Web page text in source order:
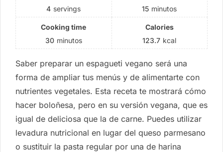
4 servings
15 minutos
Cooking time
30 minutos
Calories
123.7 kcal
Saber preparar un espagueti vegano será una
forma de ampliar tus menús y de alimentarte con
nutrientes vegetales. Esta receta te mostrará cómo
hacer boloñesa, pero en su versión vegana, que es
igual de deliciosa que la de carne. Puedes utilizar
levadura nutricional en lugar del queso parmesano
o sustituir la pasta regular por una de harina